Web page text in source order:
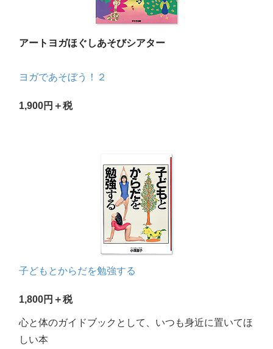
アートヨガほぐしあそびシアター
ヨガであそぼう！２
1,900円＋税
子どもとからだを勉強する
1,800円＋税
心と体のガイドブックとして、いつも身近に置いてほ
しい本